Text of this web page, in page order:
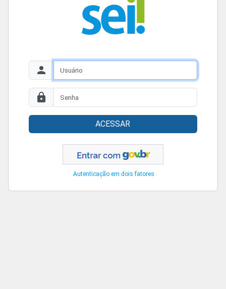
ACESSAR
Autenticação em dois fatores